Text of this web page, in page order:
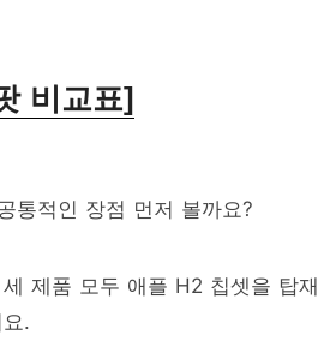
비교표]
통적인 장점 먼저 볼까요?
제품 모두 애플 H2 칩셋을 탑
.